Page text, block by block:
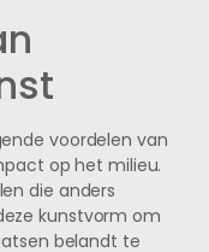
voordelen van
op het milieu.
die anders
kunstvorm om
belandt te